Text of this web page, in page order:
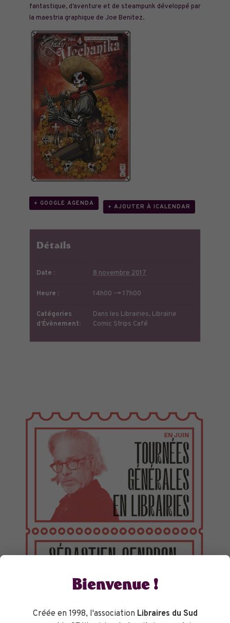
fantastique, d’aventure et de steampunk développé par
la maestria graphique de Joe Benitez.
+ GOOGLE AGENDA
+ AJOUTER À ICALENDAR
Détails
Date : 8 novembre 2017
Heure : 14h00 --> 17h00
Catégories
d’Évènement:
Dans les Librairies, Librairie
Comic Strips Café
Bienvenue !
Créée en 1998, l'association Libraires du Sud